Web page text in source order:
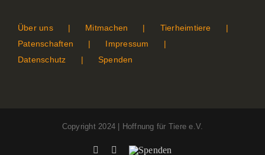
Über uns Mitmachen
Tierheimtiere
Patenschaften
Impressum
Datenschutz
Spenden
Copyright 2024 | Hoffnung für Tiere e.V.
FacebookInstagram
Spenden